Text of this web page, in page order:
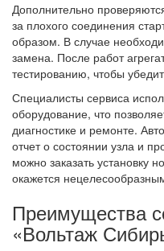
Дополнительно
за плохого соединения
образом. В случае
замена. После работ
тестированию, чтобы
Специалисты сервиса
оборудование, что
диагностике и ремонте.
отчет о состоянии узла и
можно заказать установку
окажется
Преимущества
«Вольтаж